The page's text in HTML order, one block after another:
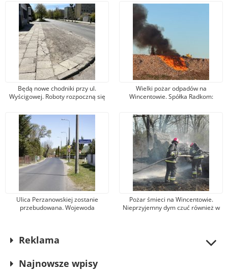
Będą nowe chodniki przy ul.
Wyścigowej. Roboty rozpoczną się
Wielki pożar odpadów na
Wincentowie. Spółka Radkom:
podjęte niezwłocznie
Ulica Perzanowskiej zostanie
przebudowana. Wojewoda
Pożar śmieci na Wincentowie.
Nieprzyjemny dym czuć również w
Reklama
Najnowsze wpisy